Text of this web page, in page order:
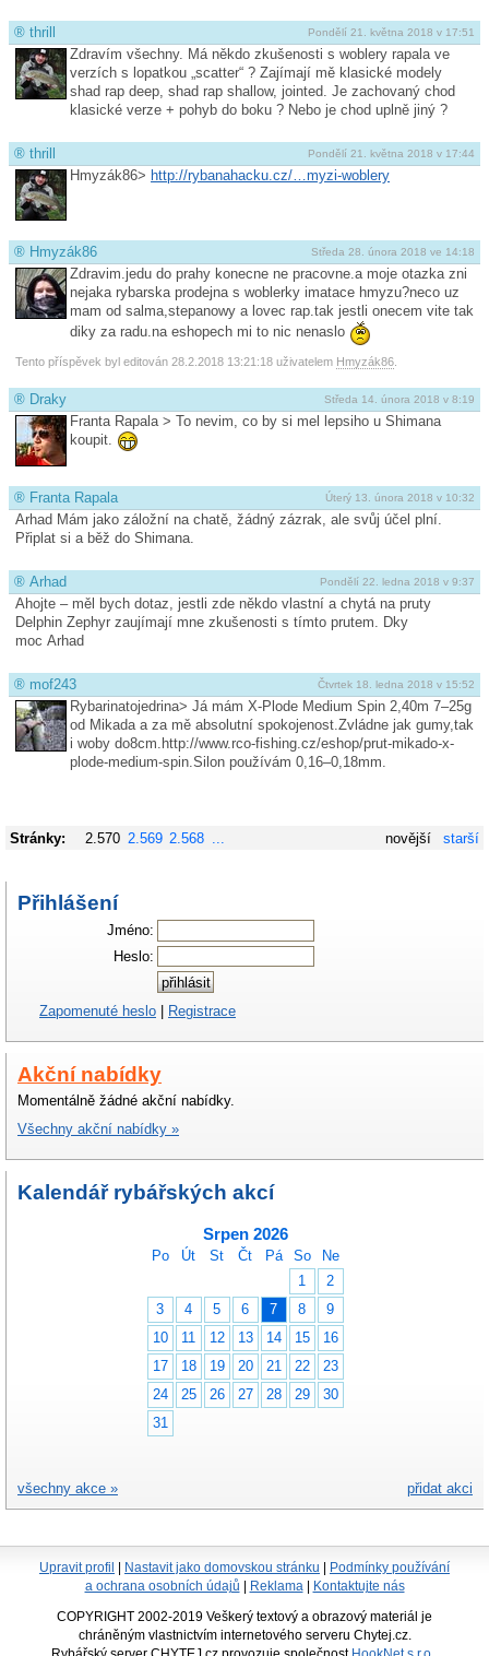
Pondělí 21. května 2018 v 17:51
® thrill
Zdravím všechny. Má někdo zkušenosti s woblery rapala ve
verzích s lopatkou „scatter“ ? Zajímají mě klasické modely
shad rap deep, shad rap shallow, jointed. Je zachovaný chod
klasické verze + pohyb do boku ? Nebo je chod uplně jiný ?
Pondělí 21. května 2018 v 17:44
® thrill
Hmyzák86> http://rybanahacku.cz/…myzi-woblery
Středa 28. února 2018 ve 14:18
® Hmyzák86
Zdravim.jedu do prahy konecne ne pracovne.a moje otazka zni
nejaka rybarska prodejna s woblerky imatace hmyzu?neco uz
mam od salma,stepanowy a lovec rap.tak jestli onecem vite tak
diky za radu.na eshopech mi to nic nenaslo
Tento příspěvek byl editován 28.2.2018 13:21:18 uživatelem Hmyzák86
Středa 14. února 2018 v 8:19
® Draky
Franta Rapala > To nevim, co by si mel lepsiho u Shimana
koupit.
Úterý 13. února 2018 v 10:32
® Franta Rapala
Arhad Mám jako záložní na chatě, žádný zázrak, ale svůj účel plní.
Připlat si a běž do Shimana.
Pondělí 22. ledna 2018 v 9:37
® Arhad
Ahojte – měl bych dotaz, jestli zde někdo vlastní a chytá na pruty
Delphin Zephyr zaujímají mne zkušenosti s tímto prutem. Dky
moc Arhad
Čtvrtek 18. ledna 2018 v 15:52
® mof243
Rybarinatojedrina> Já mám X-Plode Medium Spin 2,40m 7–25g
od Mikada a za mě absolutní spokojenost.Zvládne jak gumy,tak
i woby do8cm.http://www­.rco-fishing.cz/eshop/pr­ut-mikado-x-
plode-medium-spin.Silon používám 0,16–0,18mm.
novější starší
Stránky: 2.570 2.569 2.568
Přihlášení
Jméno:
Heslo:
Zapomenuté heslo Registrace
Akční nabídky
Momentálně žádné akční nabídky.
Všechny akční nabídky »
Kalendář rybářských akcí
Srpen 2026
Po Út St Čt Pá So
Ne
1
2
3
4 5 6 7 8
9
10
11 12 13 14 15
16
17
18 19 20 21 22
23
24
25 26 27 28 29
30
31
přidat akci
všechny akce »
Upravit profil Nastavit jako domovskou stránku
Podmínky používání
a ochrana osobních údajů
Reklama Kontaktujte nás
COPYRIGHT 2002-2019 Veškerý textový a obrazový materiál je
chráněným vlastnictvím internetového serveru Chytej.cz.